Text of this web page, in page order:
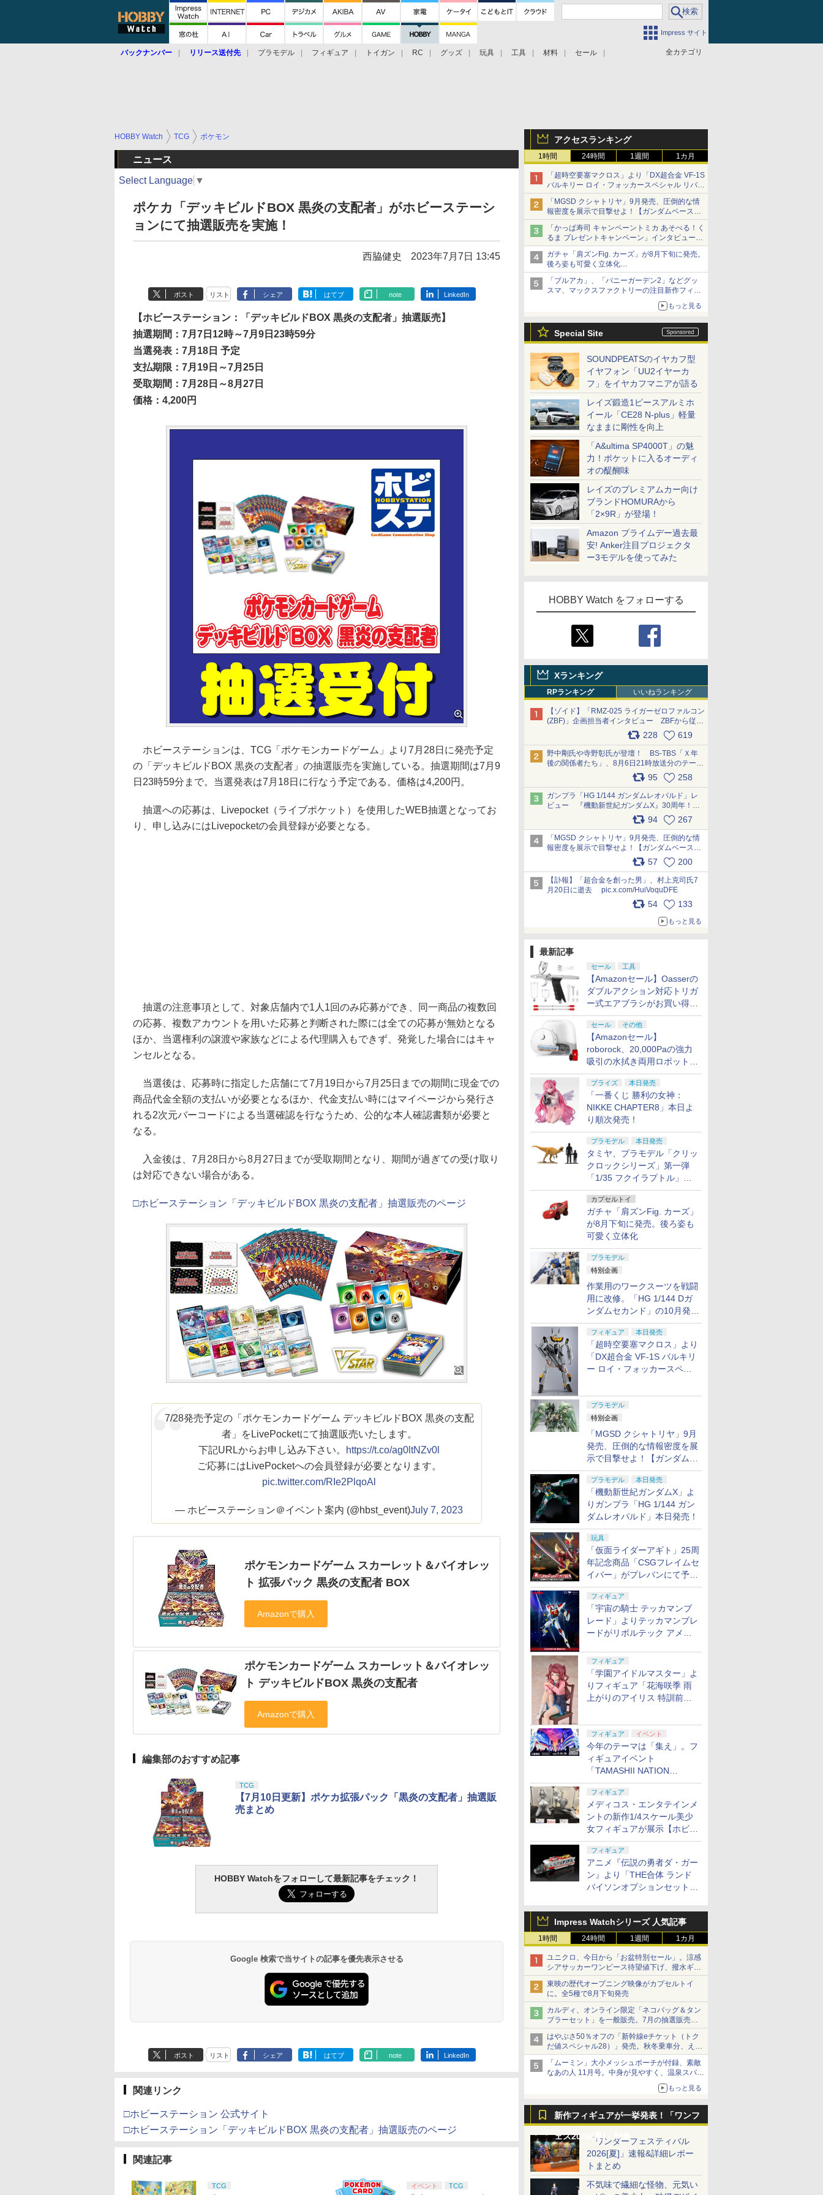
Impress サイト
全カテゴリ
バックナンバー リリース送付先 プラモデル フィギュア トイガン RC グッズ 玩具 工具 材料 セール
アクセスランキング
1時間 24時間 1週間 1カ月
「超時空要塞マクロス」より「DX超合金 VF-1S
バルキリー ロイ・フォッカースペシャル リバイ
バルVer.」本日発売！
「MGSD クシャトリヤ」9月発売、圧倒的な情
報密度を展示で目撃せよ！【ガンダムベース撮
り下ろし】
「かっぱ寿司 キャンペーントミカ あそべる！く
るま プレゼントキャンペーン」インタビュー
子どもが楽しめるかっぱ寿司ならではの体験と
コラボの楽しさを追求
ガチャ「肩ズンFig. カーズ」が8月下旬に発売。
後ろ姿も可愛く立体化
ライトニング・マックィーンやメーターなど4
種がラインナップ
「ブルアカ」、「バニーガーデン2」などグッ
スマ、マックスファクトリーの注目新作フィギ
ュアが展示【ホビーメーカー合同展示会】
もっと見る
Special Site
SOUNDPEATSのイヤカフ型
イヤフォン「UU2イヤーカ
フ」をイヤカフマニアが語る
レイズ鍛造1ピースアルミホ
イール「CE28 N-plus」軽量
なままに剛性を向上
「A&ultima SP4000T」の魅
力！ポケットに入るオーディ
オの醍醐味
レイズのプレミアムカー向け
ブランドHOMURAから
「2×9R」が登場！
Amazon プライムデー過去最
安! Anker注目プロジェクタ
ー3モデルを使ってみた
HOBBY Watch をフォローする
Xランキング
RPランキング いいねランキング
【ゾイド】「RMZ-025 ライガーゼロファルコン
(ZBF)」企画担当者インタビュー ZBFから従来
デザインまで再現可能なボリューム満点のキッ
ト pic.x.com/6zOqQAQKkX
228 619
野中剛氏や寺野彰氏が登壇！ BS-TBS「Ｘ年
後の関係者たち」、8月6日21時放送分のテーマ
は「超合金」！ pic.x.com/uWyt1uyuFm
95 258
ガンプラ「HG 1/144 ガンダムレオパルド」レ
ビュー 『機動新世紀ガンダムX』30周年！イ
ンナーアームガトリングの変形機構まで再現し
最新フォーマットでキット化！
pic.x.com/nszPIDTpbg
94 267
「MGSD クシャトリヤ」9月発売、圧倒的な情
報密度を展示で目撃せよ！【ガンダムベース撮
り下ろし】 pic.x.com/3rPjsfk7qZ
57 200
【訃報】「超合金を創った男」、村上克司氏7
月20日に逝去 pic.x.com/HuiVoquDFE
54 133
もっと見る
最新記事
セール 工具
【Amazonセール】Oasserの
ダブルアクション対応トリガ
ー式エアブラシがお買い得価
格で登場！
セール その他
【Amazonセール】
roborock、20,000Paの強力
吸引の水拭き両用ロボット掃
除機「Qrevo Curv 2 Flow」
がお買い得！
プライズ 本日発売
「一番くじ 勝利の女神：
NIKKE CHAPTER8」本日よ
り順次発売！
プラモデル 本日発売
タミヤ、プラモデル「クリッ
クロックシリーズ」第一弾
「1/35 フクイラプトル」本
日発売！
カプセルトイ
ガチャ「肩ズンFig. カーズ」
が8月下旬に発売。後ろ姿も
可愛く立体化
プラモデル
特別企画
作業用のワークスーツを戦闘
用に改修。「HG 1/144 Dガ
ンダムセカンド」の10月発送
分が予約受付中【ガンダムベ
ース撮り下ろし】
フィギュア 本日発売
「超時空要塞マクロス」より
「DX超合金 VF-1S バルキリ
ー ロイ・フォッカースペシ
プラモデル
特別企画
「MGSD クシャトリヤ」9月
発売、圧倒的な情報密度を展
示で目撃せよ！【ガンダムベ
ース撮り下ろし】
プラモデル 本日発売
「機動新世紀ガンダムX」よ
りガンプラ「HG 1/144 ガン
ダムレオパルド」本日発売！
玩具
「仮面ライダーアギト」25周
年記念商品「CSGフレイムセ
イバー」がプレバンにて予約
開始
フィギュア
「宇宙の騎士 テッカマンブ
レード」よりテッカマンブレ
ードがリボルテック アメイ
定
フィギュア
「学園アイドルマスター」よ
りフィギュア「花海咲季 雨
上がりのアイリス 特訓前
フィギュア イベント
今年のテーマは「集え」。フ
ィギュアイベント
「TAMASHII NATION
2026」が11月13日より開催
決定
フィギュア
メディコス・エンタテインメ
ントの新作1/4スケール美少
女フィギュアが展示【ホビー
メーカー合同展示会】
フィギュア
アニメ『伝説の勇者ダ・ガー
ン』より「THE合体 ランド
バイソンオプションセット」
Impress Watchシリーズ 人気記事
1時間 24時間 1週間 1カ月
ユニクロ、今日から「お盆特別セール」。涼感
シアサッカーワンピース待望値下げ、撥水ギア
ショーツは1990円に
東映の歴代オープニング映像がカプセルトイ
に。全5種で8月下旬発売
カルディ、オンライン限定「ネコバッグ＆タン
ブラーセット」を一般販売。7月の抽選販売の
当選無効分
はやぶさ50％オフの「新幹線eチケット（トク
だ値スペシャル28）」発売。秋冬乗車分、えき
ねっと限定
「ムーミン」大小メッシュポーチが付録、素敵
なあの人 11月号。中身が見やすく、温泉スパに
もっと見る
新作フィギュアが一挙発表！「ワンフ
ェス2026[夏]」特集「ワンダーフェスティバル
2026[夏]」速報&詳細レポー
トまとめ
不気味で繊細な怪物、元気い
HOBBY Watch TCG ポケモン
ニュース
Select Language ▼
ポケカ「デッキビルドBOX 黒炎の支配者」がホビーステーシ
ョンにて抽選販売を実施！
西脇健史 2023年7月7日 13:45
ポスト リスト シェア はてブ note LinkedIn
【ホビーステーション：「デッキビルドBOX 黒炎の支配者」抽選販売】
抽選期間：7月7日12時～7月9日23時59分
当選発表：7月18日 予定
支払期限：7月19日～7月25日
受取期間：7月28日～8月27日
価格：4,200円
ホビーステーションは、TCG「ポケモンカードゲーム」より7月28日に発売予定
の「デッキビルドBOX 黒炎の支配者」の抽選販売を実施している。抽選期間は7月9
日23時59分まで。当選発表は7月18日に行なう予定である。価格は4,200円。
抽選への応募は、Livepocket（ライブポケット）を使用したWEB抽選となってお
り、申し込みにはLivepocketの会員登録が必要となる。
抽選の注意事項として、対象店舗内で1人1回のみ応募ができ、同一商品の複数回
の応募、複数アカウントを用いた応募と判断された際には全ての応募が無効となる
ほか、当選権利の譲渡や家族などによる代理購入もできず、発覚した場合にはキャ
ンセルとなる。
当選後は、応募時に指定した店舗にて7月19日から7月25日までの期間に現金での
商品代金全額の支払いが必要となるほか、代金支払い時にはマイページから発行さ
れる2次元バーコードによる当選確認を行なうため、公的な本人確認書類が必要と
なる。
入金後は、7月28日から8月27日までが受取期間となり、期間が過ぎての受け取り
は対応できない場合がある。
□ホビーステーション「デッキビルドBOX 黒炎の支配者」抽選販売のページ
7/28発売予定の「ポケモンカードゲーム デッキビルドBOX 黒炎の支配
者」をLivePocketにて抽選販売いたします。
下記URLからお申し込み下さい。
https://t.co/ag0ltNZv0l
ご応募にはLivePocketへの会員登録が必要となります。
pic.twitter.com/RIe2PlqoAl
— ホビーステーション＠イベント案内 (@hbst_event)July 7, 2023
ポケモンカードゲーム スカーレット＆バイオレッ
ト 拡張パック 黒炎の支配者 BOX
ポケモンカードゲーム スカーレット＆バイオレッ
ト デッキビルドBOX 黒炎の支配者
編集部のおすすめ記事
TCG
【7月10日更新】ポケカ拡張パック「黒炎の支配者」抽選販
売まとめ
HOBBY Watchをフォローして最新記事をチェック！
Google 検索で当サイトの記事を優先表示させる
ポスト リスト シェア はてブ note LinkedIn
関連リンク
□ホビーステーション 公式サイト
□ホビーステーション「デッキビルドBOX 黒炎の支配者」抽選販売のページ
関連記事
TCG イベント TCG